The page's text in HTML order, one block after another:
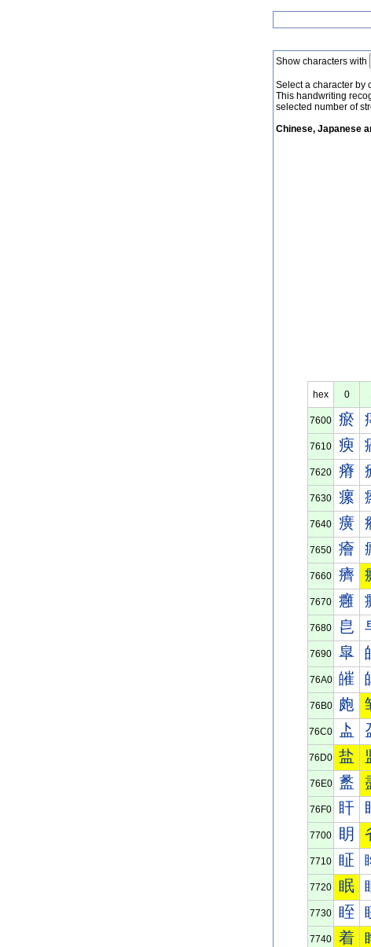
Show characters with
Select a character by
This handwriting
selected number of
Chinese, Japanese
hex 0
7600 瘀
7610 瘐
7620 瘠
7630 瘰
7640 癀
7650 癐
7660 癠
7670 癰
7680 皀
7690 皐
76A0 皠
76B0 皰
76C0 盀
76D0 盐
76E0 盠
76F0 盰
7700 眀
7710 眐
7720 眠
7730 眰
7740 着